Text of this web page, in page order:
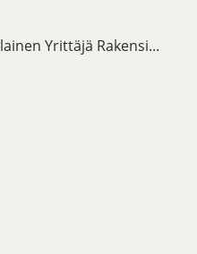
Yrittäjä Rakensi...